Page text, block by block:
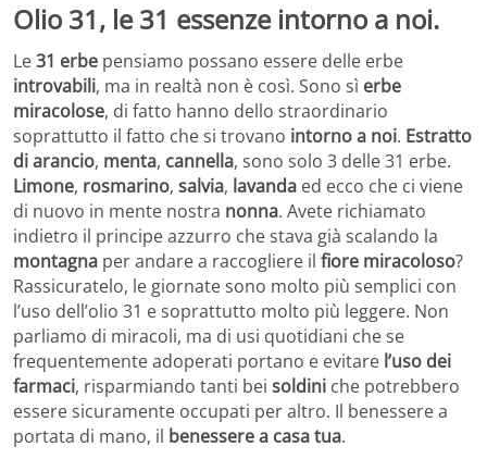
Olio 31, le 31 essenze intorno a noi.
Le31 erbe pensiamo possano essere delle erbe
introvabili, ma in realtà non è così. Sono sì erbe
miracolose, di fatto hanno dello straordinario
soprattutto il fatto che si trovano intorno a noi. Estratto
di arancio, menta, cannella, sono solo 3 delle 31 erbe.
Limone, rosmarino, salvia, lavanda ed ecco che ci viene
di nuovo in mente nostra nonna. Avete richiamato
indietro il principe azzurro che stava già scalando la
montagna per andare a raccogliere il fiore miracoloso?
Rassicuratelo, le giornate sono molto più semplici con
l’uso dell’olio 31 e soprattutto molto più leggere. Non
parliamo di miracoli, ma di usi quotidiani che se
frequentemente adoperati portano e evitare l’uso dei
farmaci, risparmiando tanti bei soldini che potrebbero
essere sicuramente occupati per altro. Il benessere a
portata di mano, il benessere a casa tua.